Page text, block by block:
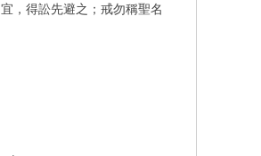
，得訟先避之；戒勿稱聖名